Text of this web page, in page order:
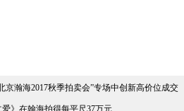
京瀚海2017秋季拍卖会”专场中创新高价位成交
》在翰海拍得每平尺37万元